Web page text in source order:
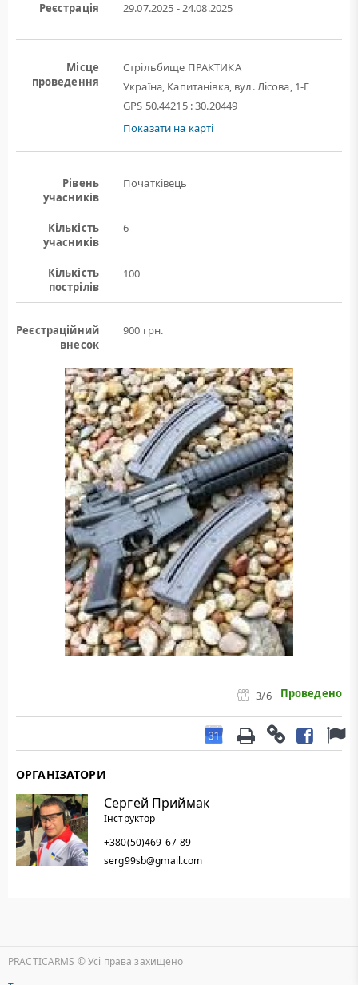
Реєстрація 29.07.2025 - 24.08.2025
Місце
проведення
Стрільбище ПРАКТИКА
Україна, Капитанівка, вул. Лісова, 1-Г
GPS 50.44215 : 30.20449
Показати на карті
Рівень
учасників
Початківець
Кількість
учасників
6
Кількість
пострілів
100
Реєстраційний
внесок
900 грн.
3/6 Проведено
ОРГАНІЗАТОРИ
Сергей Приймак
Інструктор
+380(50)469-67-89
serg99sb@gmail.com
PRACTICARMS © Уcі права захищено